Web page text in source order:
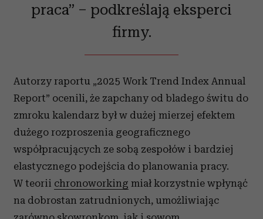
praca” – podkreślają eksperci
firmy.
Autorzy raportu „2025 Work Trend Index Annual
Report” ocenili, że zapchany od bladego świtu do
zmroku kalendarz był w dużej mierzej efektem
dużego rozproszenia geograficznego
współpracujących ze sobą zespołów i bardziej
elastycznego podejścia do planowania pracy.
W teorii chronoworking miał korzystnie wpłynąć
na dobrostan zatrudnionych, umożliwiając